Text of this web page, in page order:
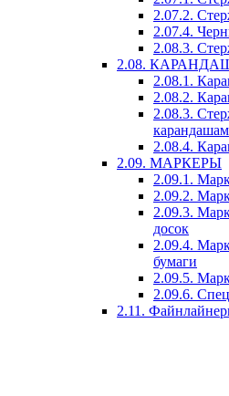
2.07.2.
2.07.4.
2.08.3.
2.08.
2.08.1.
2.08.2.
2.08.3.
карандашам
2.08.4.
2.09. МАРКЕРЫ
2.09.1.
2.09.2.
2.09.3.
досок
2.09.4.
бумаги
2.09.5.
2.09.6.
2.11.